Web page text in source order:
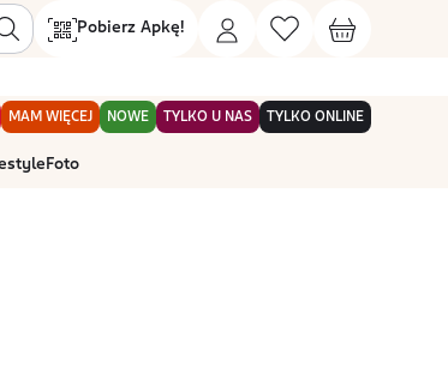
Pobierz Apkę!
MAM WIĘCEJ NOWE TYLKO U NAS TYLKO ONLINE
Foto